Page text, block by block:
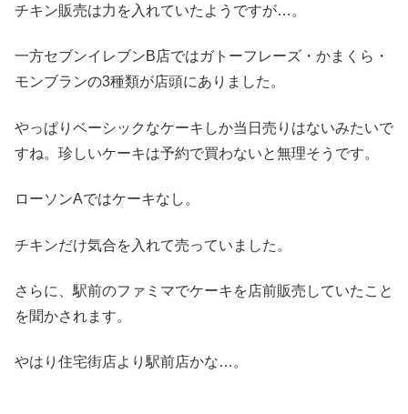
チキン販売は力を入れていたようですが…。
一方セブンイレブンB店ではガトーフレーズ・かまくら・
モンブランの3種類が店頭にありました。
やっぱりベーシックなケーキしか当日売りはないみたいで
すね。珍しいケーキは予約で買わないと無理そうです。
ローソンAではケーキなし。
チキンだけ気合を入れて売っていました。
さらに、駅前のファミマでケーキを店前販売していたこと
を聞かされます。
やはり住宅街店より駅前店かな…。